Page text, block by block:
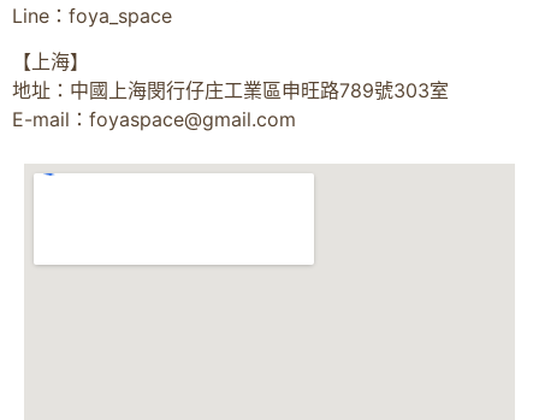
Line：foya_space
【上海】
地址：中國上海閔行仔庄工業區申旺路789號303室
E-mail： foyaspace@gmail.com